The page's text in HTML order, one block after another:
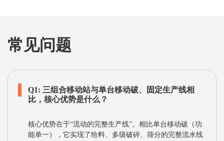
常见问题
Q1: 三组合移动站与单台移动破、固定生产线相
比，核心优势是什么？​​
核心优势在于“流动的完整生产线”。相比单台移动破（功
能单一），它实现了给料、多级破碎、筛分的完整流水线